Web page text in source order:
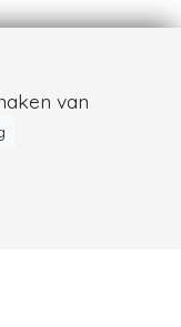
van